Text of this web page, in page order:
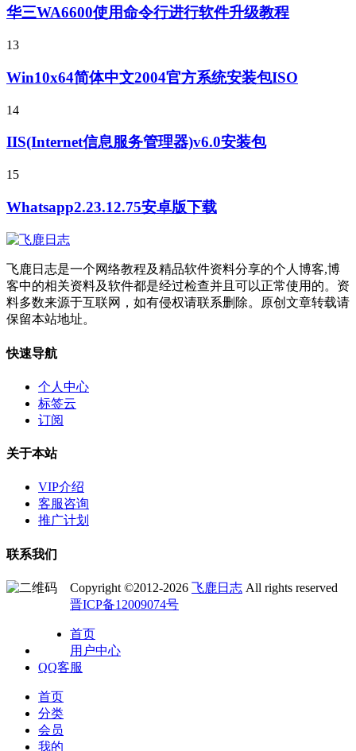
华三WA6600使用命令行进行软件升级教程
13
Win10x64简体中文2004官方系统安装包ISO
14
IIS(Internet信息服务管理器)v6.0安装包
15
Whatsapp2.23.12.75安卓版下载
飞鹿日志是一个网络教程及精品软件资料分享的个人博客,博
客中的相关资料及软件都是经过检查并且可以正常使用的。资
料多数来源于互联网，如有侵权请联系删除。原创文章转载请
保留本站地址。
快速导航
个人中心
标签云
订阅
关于本站
VIP介绍
客服咨询
推广计划
联系我们
Copyright ©2012-2026 飞鹿日志 All rights reserved
晋ICP备12009074号
首页
用户中心
QQ客服
首页
分类
会员
我的